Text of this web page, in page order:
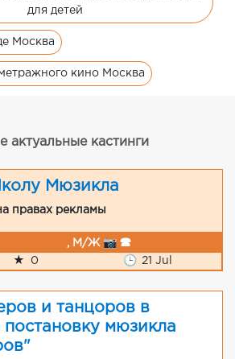
для детей
Москва
кино Москва
актуальные кастинги
Мюзикла
правах рекламы
, М/Ж 📷 🕿
★ 0 🕒 21 Jul
и танцоров в
мюзикла